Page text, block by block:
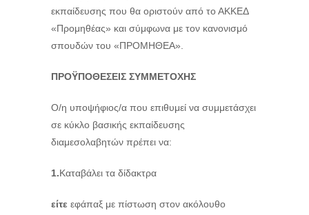
εκπαίδευσης που θα οριστούν από το ΑΚΚΕΔ
«Προμηθέας» και σύμφωνα με τον κανονισμό
σπουδών του «ΠΡΟΜΗΘΕΑ».
ΠΡΟΫΠΟΘΕΣΕΙΣ ΣΥΜΜΕΤΟΧΗΣ
Ο/η υποψήφιος/α που επιθυμεί να συμμετάσχει
σε κύκλο βασικής εκπαίδευσης
διαμεσολαβητών πρέπει να:
1.Καταβάλει τα δίδακτρα
είτε εφάπαξ με πίστωση στον ακόλουθο